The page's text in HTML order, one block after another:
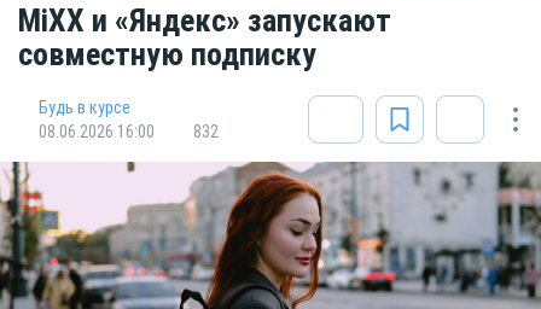
MiXX и «Яндекс» запускают
совместную подписку
Будь в курсе
08.06.2026 16:00
832